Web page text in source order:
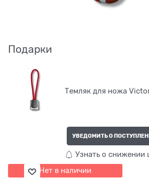
Подарки
Темляк для ножа
УВЕДОМИТЬ О
Узнать о снижении
Нет в наличии